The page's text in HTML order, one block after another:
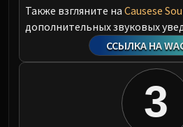
Также взгляните на Causese
дополнительных звуковых
ССЫЛКА НА
3